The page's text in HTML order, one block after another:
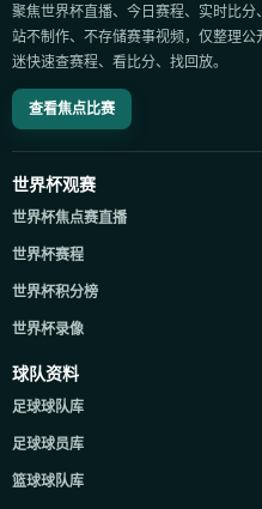
聚焦世界杯直播、今日赛程、实时比
站不制作、不存储赛事视频，仅整理
迷快速查赛程、看比分、找回放。
查看焦点比赛
世界杯观赛
世界杯焦点赛直播
世界杯赛程
世界杯积分榜
世界杯录像
球队资料
足球球队库
足球球员库
篮球球队库